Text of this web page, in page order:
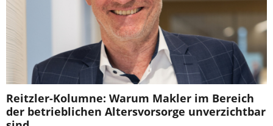
Reitzler-Kolumne: Warum Makler im Bereich
der betrieblichen Altersvorsorge unverzichtbar